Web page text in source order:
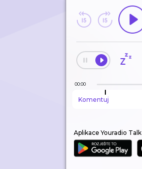
00:00
Komentuj
Aplikace Youradio Talk